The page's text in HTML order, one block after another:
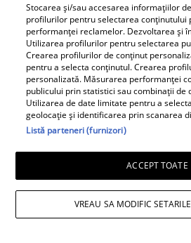
Cu ce se ocupă, de
Eram. Soțul Andreei
complet o localitate
Stocarea și/sau accesarea informațiilor
profilurilor pentru selectarea conținutului
performanței reclamelor. Dezvoltarea și
Utilizarea profilurilor pentru selectarea
Crearea profilurilor de conținut
pentru a selecta conținutul. Crearea
personalizată. Măsurarea performanței
publicului prin statistici sau combinații de
Utilizarea de date limitate pentru a
geolocație și identificarea prin scanarea
Listă parteneri (furnizori)
ACCEPT TOATE
VREAU SA MODIFIC